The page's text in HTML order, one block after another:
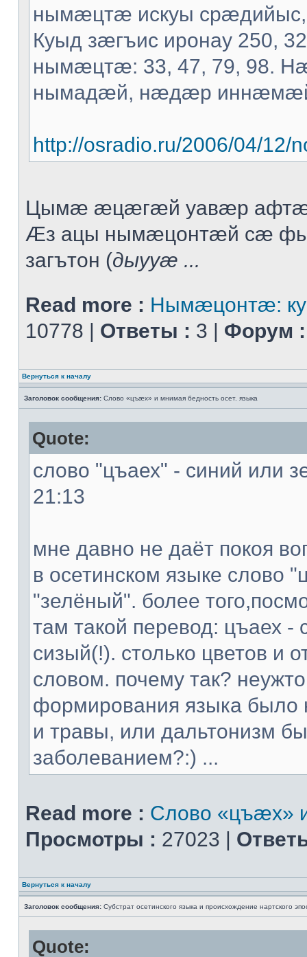
нымæцтæ искуы
Куыд зæгъис иронау 250,
нымæцтæ: 33, 47, 79, 98.
нымадæй, нæдæр
http://osradio.ru/2006/04/12/
Цымæ æцæгæй уавæр
Æз ацы нымæцонтæй сæ
загътон (дыууæ ...
Read more : Нымæцонтæ:
10778 | Ответы : 3 | Форум :
Вернуться к началу
Заголовок сообщения: Слово «цъæх» и мнимая бедность осет. языка
Quote:
слово "цъаех" - синий или
21:13
мне давно не даёт покоя
в осетинском языке слово
"зелёный". более
там такой перевод: цъаех -
сизый(!). столько цветов и
словом. почему так?
формирования языка было
и травы, или дальтонизм
заболеванием?:) ...
Read more : Слово «цъæх»
Просмотры : 27023 |
Вернуться к началу
Заголовок сообщения: Субстрат осетинского языка и происхождение нартского
Quote: